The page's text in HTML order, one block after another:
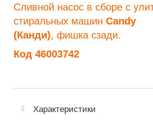
Сливной насос в сборе с
стиральных машин Candy
(Канди), фишка сзади.
Код 46003742
Характеристики